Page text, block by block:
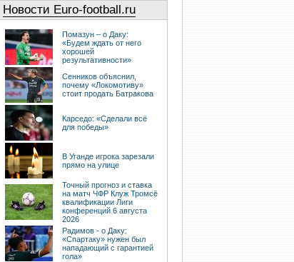
Новости Euro-football.ru
Помазун – о Даку:
«Будем ждать от него
хорошей
результативности»
Сенников объяснил,
почему «Локомотиву»
стоит продать Батракова
Карседо: «Сделали всё
для победы»
В Уганде игрока зарезали
прямо на улице
Точный прогноз и ставка
на матч ЧФР Клуж Тромсё
квалификации Лиги
конференций 6 августа
2026
Радимов - о Даку:
«Спартаку» нужен был
нападающий с гарантией
гола»